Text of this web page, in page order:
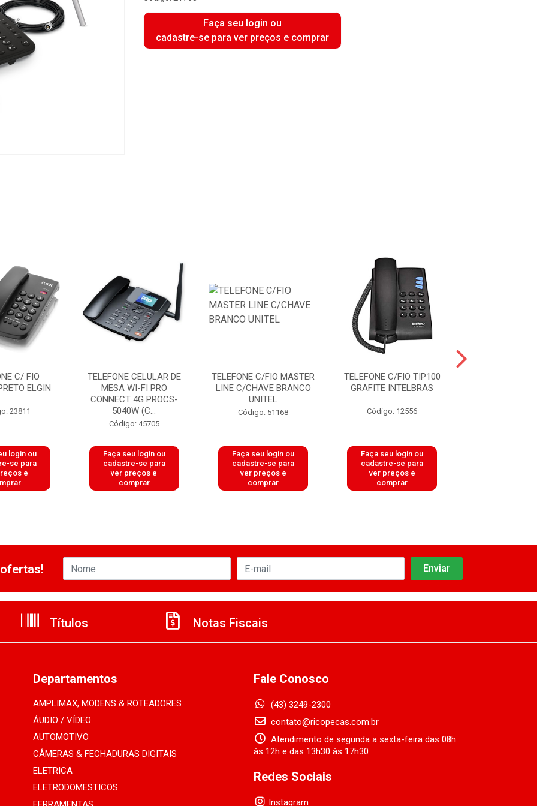
Faça seu login ou
cadastre-se para ver preços e comprar
C/ FIO
ELGIN
23811
login ou
se para
e
TELEFONE CELULAR DE
MESA WI-FI PRO
CONNECT 4G PROCS-
5040W (C...
Código: 45705
Faça seu login ou
cadastre-se para
ver preços e
comprar
TELEFONE C/FIO MASTER
LINE C/CHAVE BRANCO
UNITEL
Código: 51168
Faça seu login ou
cadastre-se para
ver preços e
comprar
TELEFONE C/FIO TIP100
GRAFITE INTELBRAS
Código: 12556
Faça seu login ou
cadastre-se para
ver preços e
comprar
Títulos Notas Fiscais
Departamentos
AMPLIMAX, MODENS & ROTEADORES
ÁUDIO / VÍDEO
AUTOMOTIVO
CÂMERAS & FECHADURAS DIGITAIS
ELETRICA
ELETRODOMESTICOS
Fale Conosco
(43) 3249-2300
contato@ricopecas.com.br
Atendimento de segunda a sexta-feira das 08h
às 12h e das 13h30 às 17h30
Redes Sociais
Instagram